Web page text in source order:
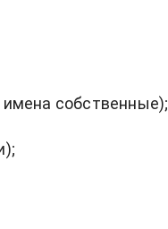
собственные);